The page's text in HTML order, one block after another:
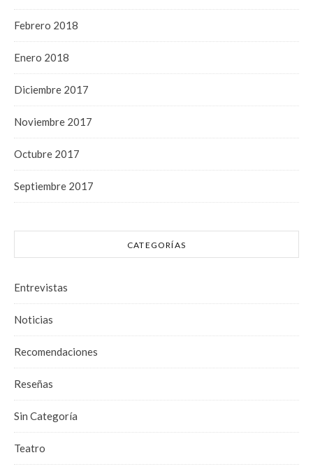
Febrero 2018
Enero 2018
Diciembre 2017
Noviembre 2017
Octubre 2017
Septiembre 2017
CATEGORÍAS
Entrevistas
Noticias
Recomendaciones
Reseñas
Sin Categoría
Teatro